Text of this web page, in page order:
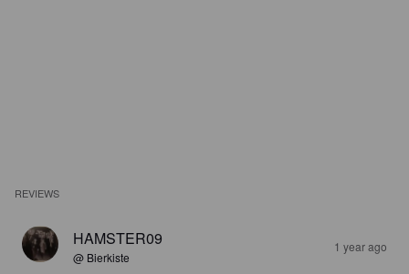
REVIEWS
HAMSTER09
@ Bierkiste
1 year ago